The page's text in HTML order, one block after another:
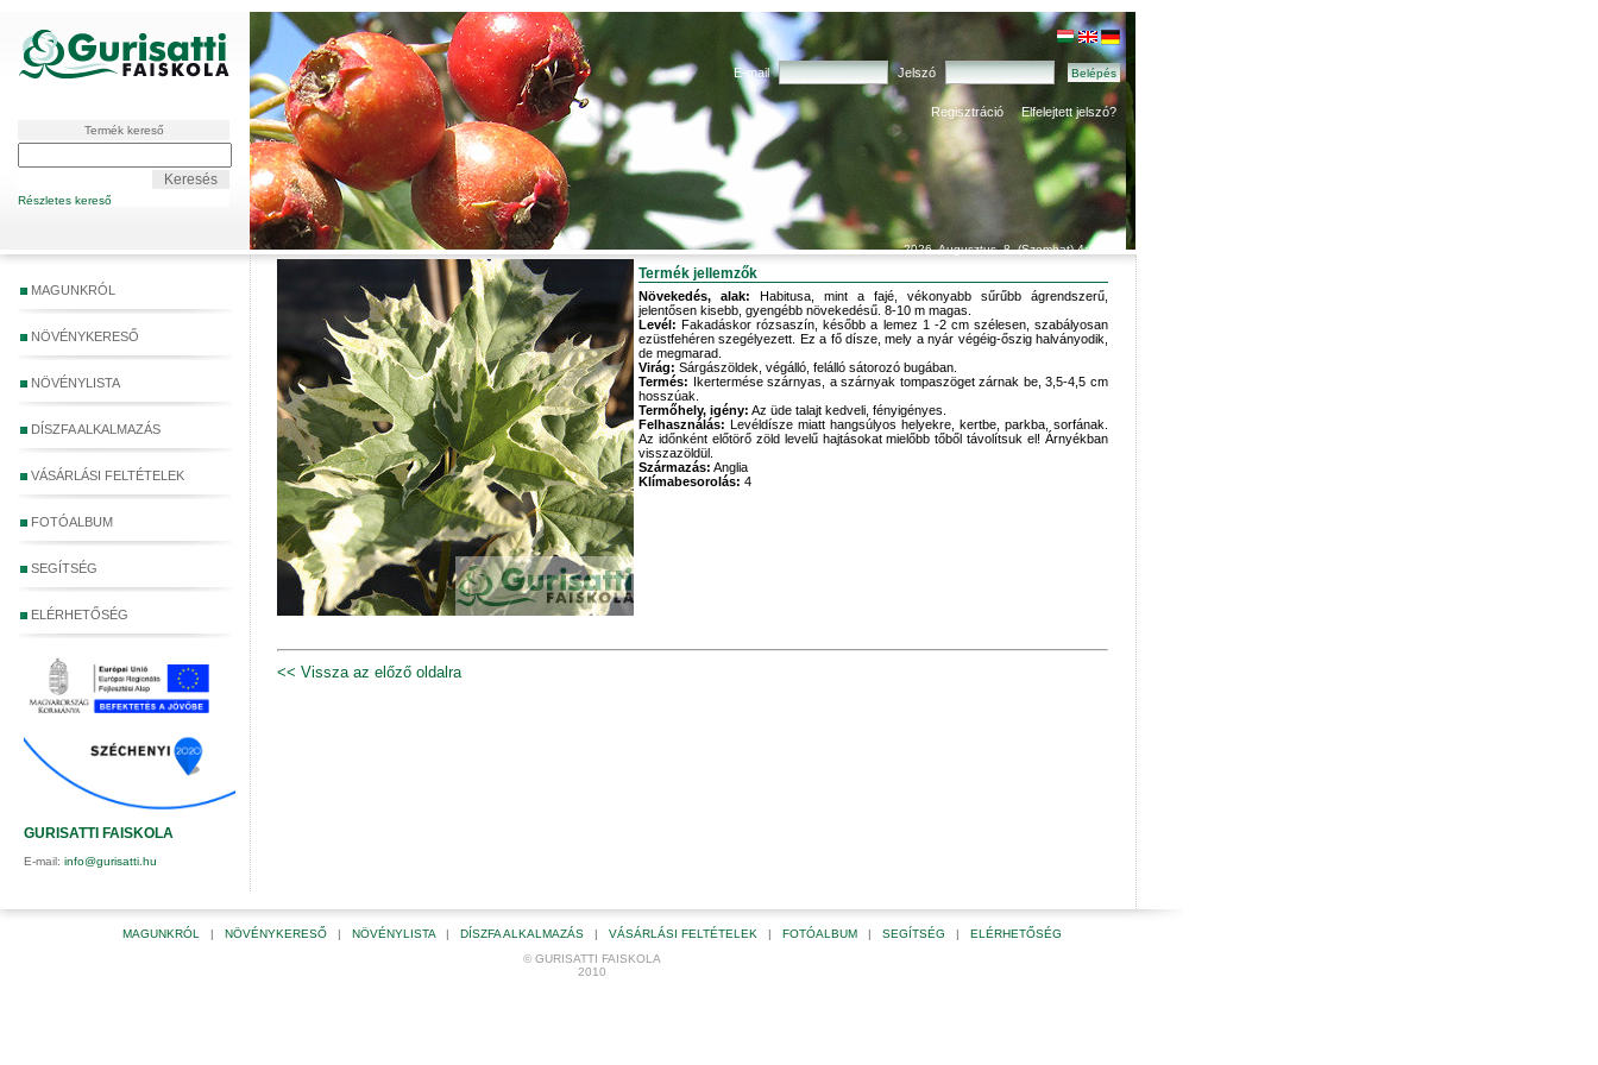
Termék kereső
Részletes kereső
E-mail Jelszó
Regisztráció Elfelejtett jelszó?
2026. Augusztus. 8. (Szombat) 4:34:58
MAGUNKRÓL
NÖVÉNYKERESŐ
NÖVÉNYLISTA
DÍSZFA ALKALMAZÁS
VÁSÁRLÁSI FELTÉTELEK
FOTÓALBUM
SEGÍTSÉG
ELÉRHETŐSÉG
GURISATTI FAISKOLA
E-mail: info@gurisatti.hu
Termék jellemzők
Növekedés, alak: Habitusa, mint a fajé, vékonyabb sűrűbb ágrendszerű,
jelentősen kisebb, gyengébb növekedésű. 8-10 m magas.
Levél: Fakadáskor rózsaszín, később a lemez 1 -2 cm szélesen, szabályosan
ezüstfehéren szegélyezett. Ez a fő dísze, mely a nyár végéig-őszig halványodik,
de megmarad.
Virág: Sárgászöldek, végálló, felálló sátorozó bugában.
Termés: Ikertermése szárnyas, a szárnyak tompaszöget zárnak be, 3,5-4,5 cm
hosszúak.
Termőhely, igény: Az üde talajt kedveli, fényigényes.
Felhasználás: Levéldísze miatt hangsúlyos helyekre, kertbe, parkba, sorfának.
Az időnként előtörő zöld levelű hajtásokat mielőbb tőből távolítsuk el! Árnyékban
visszazöldül.
Származás: Anglia
Klímabesorolás: 4
<< Vissza az előző oldalra
MAGUNKRÓL | NÖVÉNYKERESŐ | NÖVÉNYLISTA | DÍSZFA ALKALMAZÁS | VÁSÁRLÁSI FELTÉTELEK | FOTÓALBUM | SEGÍTSÉG |
ELÉRHETŐSÉG
© GURISATTI FAISKOLA
2010